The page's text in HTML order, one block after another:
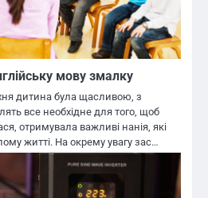
мову змалку
дитина була щасливою, з
все необхідне для того, щоб
отримувала важливі нанія, які
житті. На окрему увагу зас…